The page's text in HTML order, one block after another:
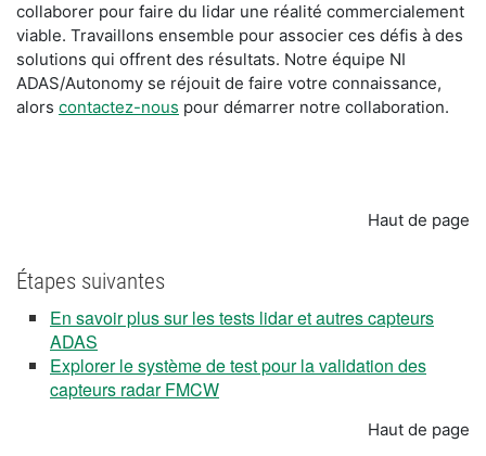
collaborer pour faire du lidar une réalité commercialement
viable. Travaillons ensemble pour associer ces défis à des
solutions qui offrent des résultats. Notre équipe NI
ADAS/Autonomy se réjouit de faire votre connaissance,
alors contactez-nous pour démarrer notre collaboration.
Haut de page
Étapes suivantes
En savoir plus sur les tests lidar et autres capteurs
ADAS
Explorer le système de test pour la validation des
capteurs radar FMCW
Haut de page